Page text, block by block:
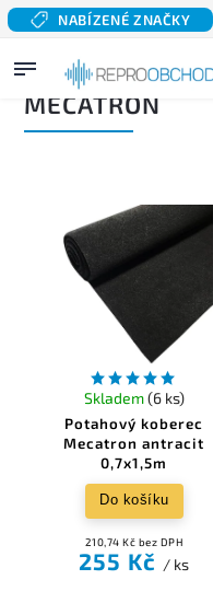
NABÍZENÉ ZNAČKY
Domů/ Prodávané značky/MECATRON
MECATRON
Potahový koberec
Mecatron antracit
0,7x1,5m
Skladem(6 ks)
210,74 Kč bez DPH
255 Kč / ks
Do košíku